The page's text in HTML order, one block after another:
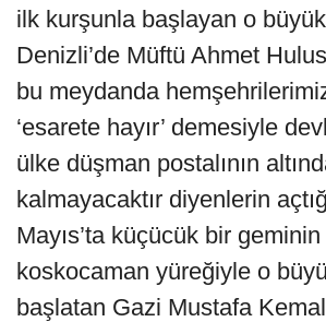
ilk kurşunla başlayan o
Denizli’de Müftü Ahmet
bu meydanda
‘esarete hayır’ demesiyle
ülke düşman postalının
kalmayacaktır diyenlerin
Mayıs’ta küçücük bir
koskocaman yüreğiyle o
başlatan Gazi Mustafa